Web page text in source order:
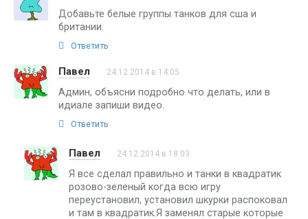
Добавьте белые группы танков для сша и
британии.
Ответить
Павел 24.12.2014 в 14:05
Админ, объясни подробно что делать, или в
идиале запиши видео.
Ответить
Павел 24.12.2014 в 18:03
Я все сделал правильно и танки в квадратик
розово-зеленый когда всю игру
переустановил, установил шкурки распоковал
и там в квадратик.Я заменял старые которые